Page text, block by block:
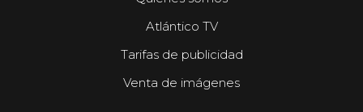
Atlántico TV
Tarifas de publicidad
Venta de imágenes